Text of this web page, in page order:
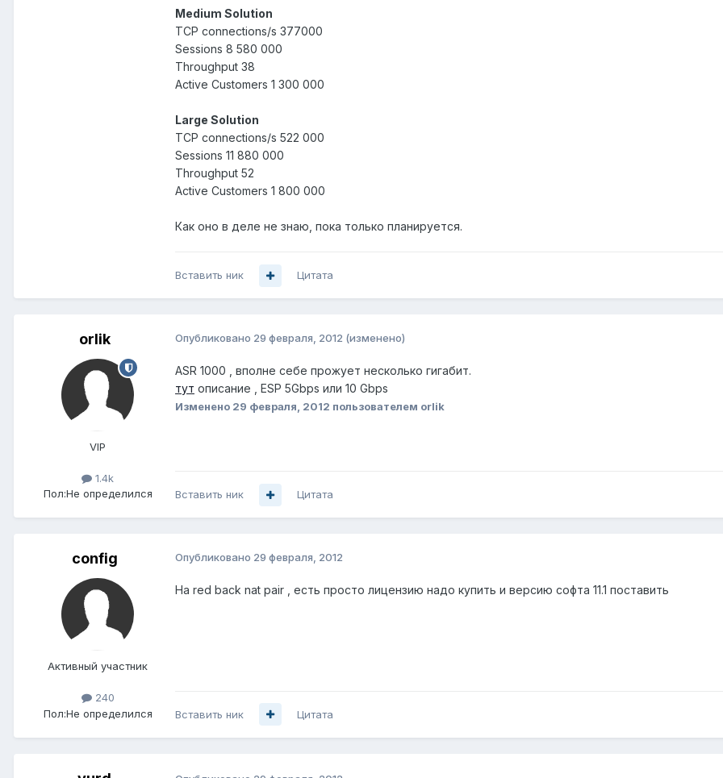
Medium Solution
TCP connections/s 377000
Sessions 8 580 000
Throughput 38
Active Customers 1 300 000
Large Solution
TCP connections/s 522 000
Sessions 11 880 000
Throughput 52
Active Customers 1 800 000
Как оно в деле не знаю, пока только планируется.
Вставить ник Цитата
orlik
VIP
1.4k
Пол:Не определился
Опубликовано 29 февраля, 2012 (изменено)
ASR 1000 , вполне себе прожует несколько гигабит.
тут описание , ESP 5Gbps или 10 Gbps
Изменено 29 февраля, 2012 пользователем orlik
Вставить ник Цитата
config
Активный участник
240
Пол:Не определился
Опубликовано 29 февраля, 2012
На red back nat pair , есть просто лицензию надо купить и версию софта 11.1 поставить
Вставить ник Цитата